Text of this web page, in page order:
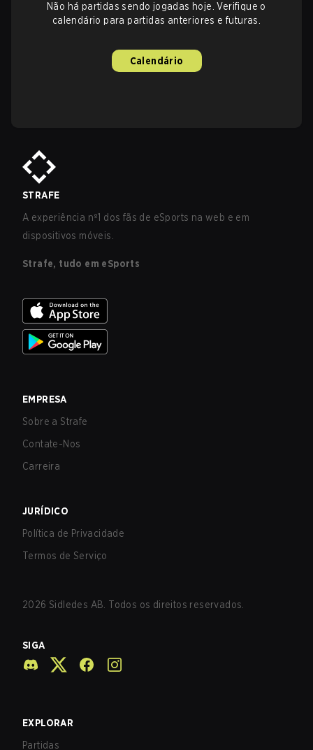
Não há partidas sendo jogadas hoje. Verifique o
calendário para partidas anteriores e futuras.
Calendário
STRAFE
A experiência nº1 dos fãs de eSports na web e em
dispositivos móveis.
Strafe, tudo em eSports
EMPRESA
Sobre a Strafe
Contate-Nos
Carreira
JURÍDICO
Política de Privacidade
Termos de Serviço
2026 Sidledes AB. Todos os direitos reservados.
SIGA
EXPLORAR
Partidas